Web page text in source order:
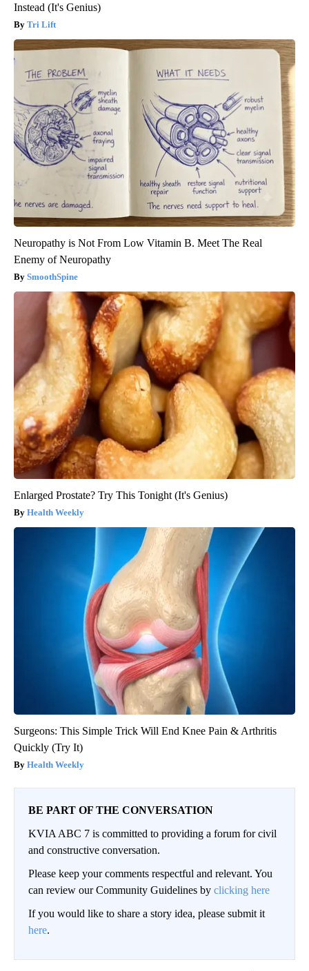
Instead (It's Genius)
Tri Lift
Neuropathy is Not From Low Vitamin B. Meet The Real
Enemy of Neuropathy
SmoothSpine
Enlarged Prostate? Try This Tonight (It's Genius)
Health Weekly
Surgeons: This Simple Trick Will End Knee Pain & Arthritis
Quickly (Try It)
Health Weekly
BE PART OF THE CONVERSATION
KVIA ABC 7 is committed to providing a forum for civil
and constructive conversation.
Please keep your comments respectful and relevant. You
can review our Community Guidelines by clicking here
If you would like to share a story idea, please submit it
here.